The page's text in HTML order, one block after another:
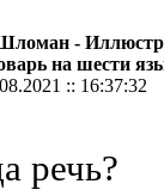
-
на шести
:: 16:37:32
речь?